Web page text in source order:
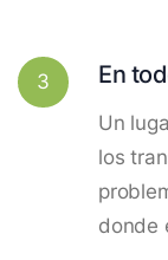
3 En
Un
los
donde